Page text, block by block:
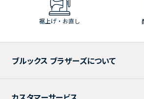
裾上げ・お直し
ブルックス ブラザーズについて